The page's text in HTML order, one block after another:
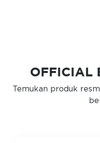
OFFICIAL
Temukan produk